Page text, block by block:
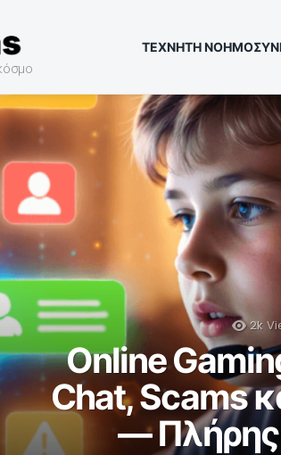
ΤΕΧΝΗΤΗ
2k
Online
Chat, Scams
— Πλήρης